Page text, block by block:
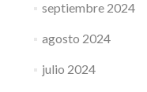
septiembre 2024
agosto 2024
julio 2024